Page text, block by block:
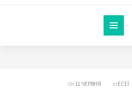
On11 ЧЕРВНЯ In ЕСЕЇ